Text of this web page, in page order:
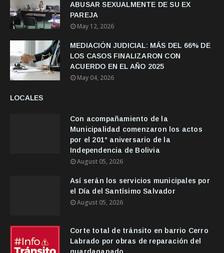
ABUSAR SEXUALMENTE DE SU EX
PAREJA
May 12, 2026
MEDIACIÓN JUDICIAL: MÁS DEL 66% DE
LOS CASOS FINALIZARON CON
ACUERDO EN EL AÑO 2025
May 04, 2026
LOCALES
Con acompañamiento de la
Municipalidad comenzaron los actos
por el 201° aniversario de la
Independencia de Bolivia
August 05, 2026
Así serán los servicios municipales por
el Día del Santísimo Salvador
August 05, 2026
Corte total de tránsito en barrio Cerro
Labrado por obras de reparación del